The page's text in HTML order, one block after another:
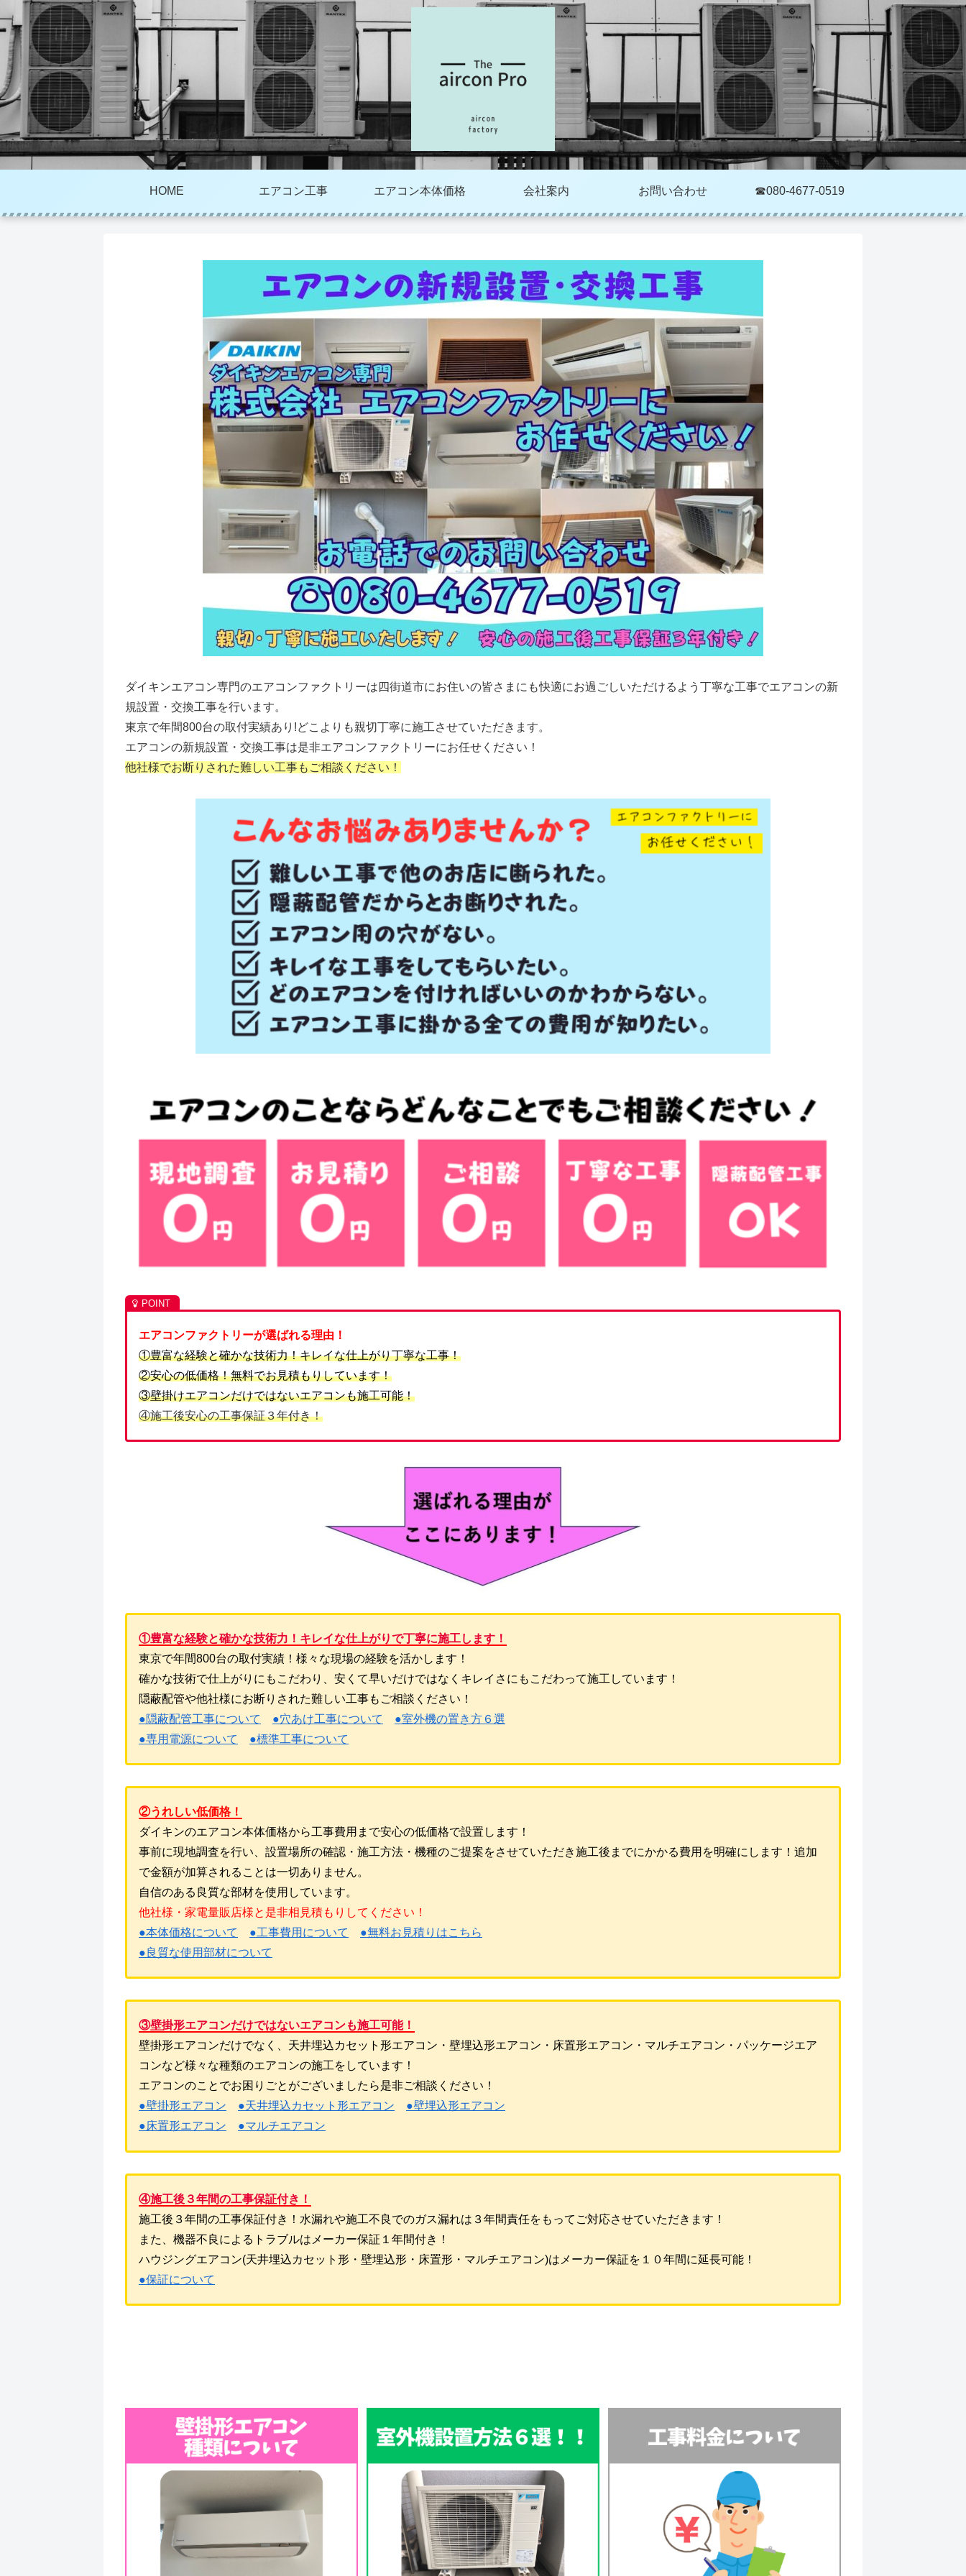
HOME エアコン工事 エアコン本体価格 会社案内 お問い合わせ ☎080-4677-0519
ダイキンエアコン専門のエアコンファクトリーは四街道市にお住いの皆さまにも快適にお過ごしいただけるよう丁寧な工事でエアコンの新
規設置・交換工事を行います。
東京で年間800台の取付実績あり!どこよりも親切丁寧に施工させていただきます。
エアコンの新規設置・交換工事は是非エアコンファクトリーにお任せください！
他社様でお断りされた難しい工事もご相談ください！
エアコンファクトリーが選ばれる理由！
①豊富な経験と確かな技術力！キレイな仕上がり丁寧な工事！
②安心の低価格！無料でお見積もりしています！
③壁掛けエアコンだけではないエアコンも施工可能！
④施工後安心の工事保証３年付き！
①豊富な経験と確かな技術力！キレイな仕上がりで丁寧に施工します！
東京で年間800台の取付実績！様々な現場の経験を活かします！
確かな技術で仕上がりにもこだわり、安くて早いだけではなくキレイさにもこだわって施工しています！
隠蔽配管や他社様にお断りされた難しい工事もご相談ください！
●隠蔽配管工事について
●穴あけ工事について
●室外機の置き方６選
●専用電源について
●標準工事について
②うれしい低価格！
ダイキンのエアコン本体価格から工事費用まで安心の低価格で設置します！
事前に現地調査を行い、設置場所の確認・施工方法・機種のご提案をさせていただき施工後までにかかる費用を明確にします！追加
で金額が加算されることは一切ありません。
自信のある良質な部材を使用しています。
他社様・家電量販店様と是非相見積もりしてください！
●本体価格について
●工事費用について
●無料お見積りはこちら
●良質な使用部材について
③壁掛形エアコンだけではないエアコンも施工可能！
壁掛形エアコンだけでなく、天井埋込カセット形エアコン・壁埋込形エアコン・床置形エアコン・マルチエアコン・パッケージエア
コンなど様々な種類のエアコンの施工をしています！
エアコンのことでお困りごとがございましたら是非ご相談ください！
●壁掛形エアコン
●天井埋込カセット形エアコン
●壁埋込形エアコン
●床置形エアコン
●マルチエアコン
④施工後３年間の工事保証付き！
施工後３年間の工事保証付き！水漏れや施工不良でのガス漏れは３年間責任をもってご対応させていただきます！
また、機器不良によるトラブルはメーカー保証１年間付き！
ハウジングエアコン(天井埋込カセット形・壁埋込形・床置形・マルチエアコン)はメーカー保証を１０年間に延長可能！
●保証について